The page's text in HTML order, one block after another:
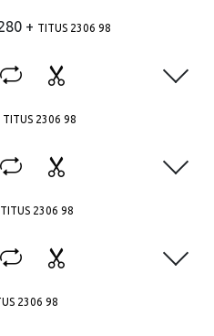
+ TITUS 2306 98
Open
TITUS 2306 98
Open
TITUS 2306 98
Open
2306 98